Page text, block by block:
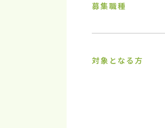
募集職種
対象となる方